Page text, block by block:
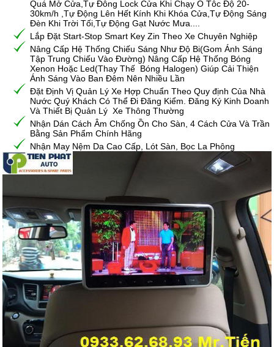
Quá Mở Cửa,Tự Đông Lock Cửa Khi Chạy Ô Tôc Độ 20-
30km/h ,Tự Động Lên Hết Kính Khi Khóa Cửa,Tự Động Sáng
Đèn Khi Trời Tối,Tự Động Gạt Nước Mưa....
Lắp Đặt Start-Stop Smart Key Zin Theo Xe Chuyên Nghiệp
Nâng Cấp Hệ Thống Chiếu Sáng Như Độ Bi(Gom Ánh Sáng
Tập Trung Chiếu Vào Đường) Nâng Cấp Hệ Thống Bóng
Xenon Hoặc Led(Thay Thế Bóng Halogen) Giúp Cải Thiện
Ánh Sáng Vào Ban Đêm Nên Nhiều Lần
Đặt Định Vị Quản Lý Xe Hợp Chuẩn Theo Quy định Của Nhà
Nước Quý Khách Có Thể Đi Đăng Kiểm. Đăng Ký Kinh Doanh
Và Thiết Bị Quản Lý Xe Thông Thường
Nhận Dán Cách Âm Chống Ồn Cho Sàn, 4 Cách Cửa Và Trần
Bằng Sản Phẩm Chính Hãng
Nhận May Nệm Da Cao Cấp, Lót Sàn, Bọc La Phông